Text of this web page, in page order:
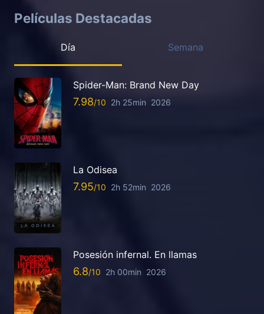
Películas Destacadas
Día Semana
Spider-Man: Brand New Day
7.98 2h 25min 2026
La Odisea
7.95 2h 52min 2026
Posesión infernal. En llamas
6.8 2h 00min 2026